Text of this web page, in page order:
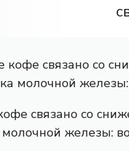
связано со
железы: